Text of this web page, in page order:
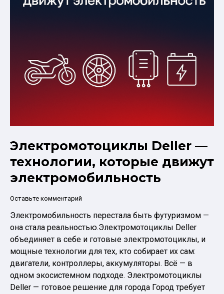
Электромотоциклы Deller —
технологии, которые движут
электромобильность
Оставьте комментарий
Электромобильность перестала быть футуризмом —
она стала реальностью.Электромотоциклы Deller
объединяет в себе и готовые электромотоциклы, и
мощные технологии для тех, кто собирает их сам:
двигатели, контроллеры, аккумуляторы. Всё — в
одном экосистемном подходе. Электромотоциклы
Deller — готовое решение для города Город требует